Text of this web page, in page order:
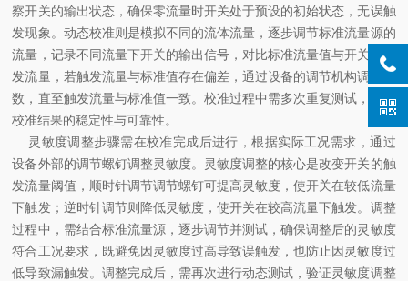
察开关的输出状态，确保零流量时开关处于预设的初始状态，无误触
发现象。动态校准则是模拟不同的流体流量，逐步调节标准流量源的
流量，记录不同流量下开关的输出信号，对比标准流量值与开关的触
发流量，若触发流量与标准值存在偏差，通过设备的调节机构调整参
数，直至触发流量与标准值一致。校准过程中需多次重复测试，确保
校准结果的稳定性与可靠性。
灵敏度调整步骤需在校准完成后进行，根据实际工况需求，通过
设备外部的调节螺钉调整灵敏度。灵敏度调整的核心是改变开关的触
发流量阈值，顺时针调节调节螺钉可提高灵敏度，使开关在较低流量
下触发；逆时针调节则降低灵敏度，使开关在较高流量下触发。调整
过程中，需结合标准流量源，逐步调节并测试，确保调整后的灵敏度
符合工况要求，既避免因灵敏度过高导致误触发，也防止因灵敏度过
低导致漏触发。调整完成后，需再次进行动态测试，验证灵敏度调整